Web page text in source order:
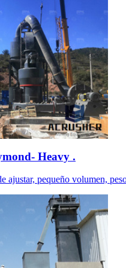
Heavy .
ajustar, pequeño volumen,